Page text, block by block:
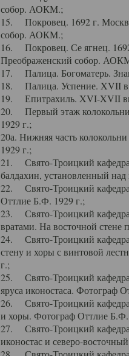
собор. АОКМ.;
15. Покровец. 1692 г.
собор. АОКМ.;
16. Покровец. Се ягнец.
Преображенский собор.
17. Палица. Богоматерь.
18. Палица. Успение. XVII в.
19. Епитрахиль. XVI-XVII
20. Первый этаж колокольни
1929 г.;
20а. Нижняя часть
1929 г.;
21. Свято-Троицкий
балдахин, установленный
22. Свято-Троицкий
Оттлие Б.Ф. 1929 г.;
23. Свято-Троицкий
вратами. На восточной
24. Свято-Троицкий
стену и хоры с винтовой
г.;
25. Свято-Троицкий
яруса иконостаса. Фотограф
26. Свято-Троицкий
и хоры. Фотограф Оттлие Б.Ф.
27. Свято-Троицкий
иконостас и северо-